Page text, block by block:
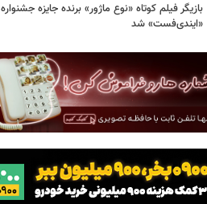
بازیگر فیلم کوتاه «نوع ماژور» برنده جایزه جشنواره
«ایندی‌فست» شد